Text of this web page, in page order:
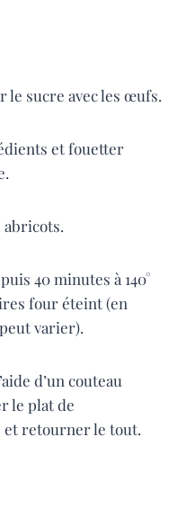
le sucre avec les œufs.
et fouetter
40 minutes à 140°
four éteint (en
varier).
d’un couteau
le plat de
retourner le tout.